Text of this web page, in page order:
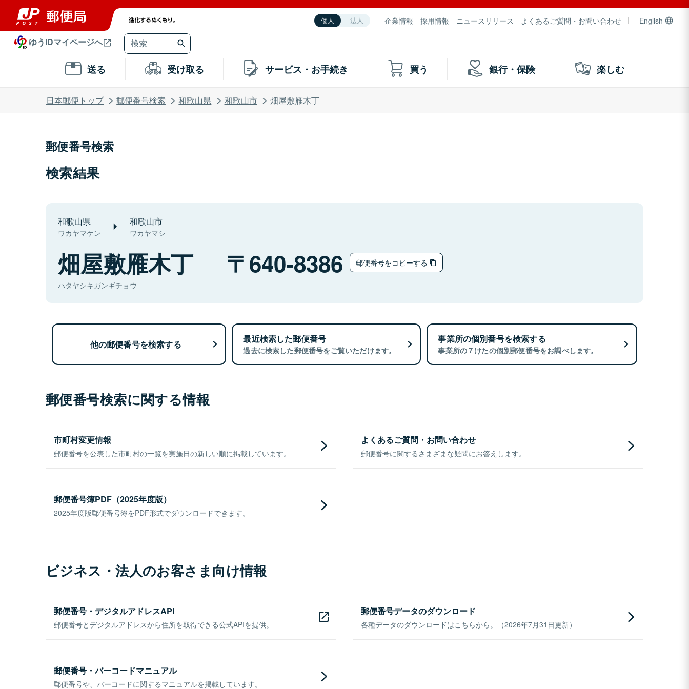
個人 法人 企業情報 採用情報 ニュースリリース よくあるご質問・お問い合わせ English
ゆうIDマイページへ
送る 受け取る サービス・お手続き 買う 銀行・保険 楽しむ
日本郵便トップ 郵便番号検索 和歌山県 和歌山市 畑屋敷雁木丁
郵便番号検索
検索結果
和歌山県
ワカヤマケン
和歌山市
ワカヤマシ
畑屋敷雁木丁
ハタヤシキガンギチョウ
640-8386 郵便番号をコピーする
他の郵便番号を検索する 最近検索した郵便番号
過去に検索した郵便番号をご覧いただけます。
事業所の個別番号を検索する
事業所の７けたの個別郵便番号をお調べします。
郵便番号検索に関する情報
市町村変更情報
郵便番号を公表した市町村の一覧を実施日の新しい順に掲載しています。
よくあるご質問・お問い合わせ
郵便番号に関するさまざまな疑問にお答えします。
郵便番号簿PDF（2025年度版）
2025年度版郵便番号簿をPDF形式でダウンロードできます。
ビジネス・法人のお客さま向け情報
郵便番号・デジタルアドレスAPI
郵便番号とデジタルアドレスから住所を取得できる公式APIを提供。
郵便番号データのダウンロード
各種データのダウンロードはこちらから。（2026年7月31日更新）
郵便番号・バーコードマニュアル
郵便番号や、バーコードに関するマニュアルを掲載しています。